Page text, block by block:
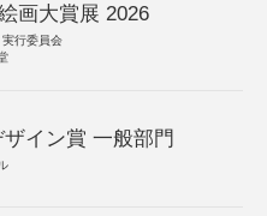
画大賞展 2026
行委員会
イン賞 一般部門